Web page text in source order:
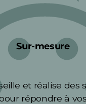
Sur-mesure
et réalise des
répondre à